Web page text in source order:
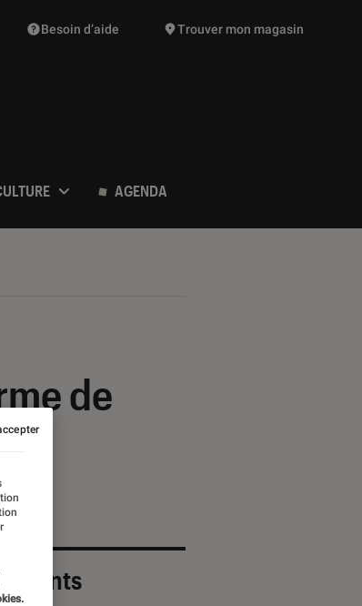
suggestions de produits vont vous être proposées
Besoin d’aide Trouver mon magasin
AGENDA
de